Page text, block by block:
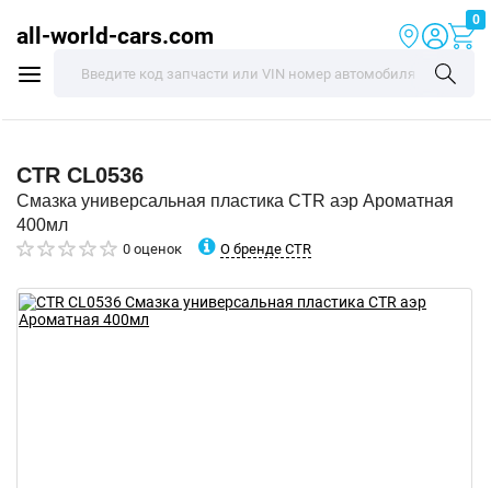
all-world-cars.com
0
CTR CL0536
Смазка универсальная пластика CTR аэр Ароматная
400мл
0 оценок О бренде CTR